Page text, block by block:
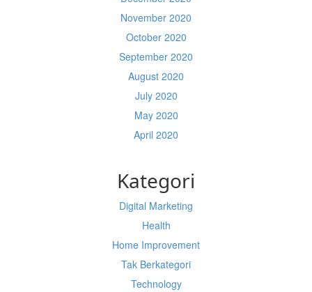
November 2020
October 2020
September 2020
August 2020
July 2020
May 2020
April 2020
Kategori
Digital Marketing
Health
Home Improvement
Tak Berkategori
Technology